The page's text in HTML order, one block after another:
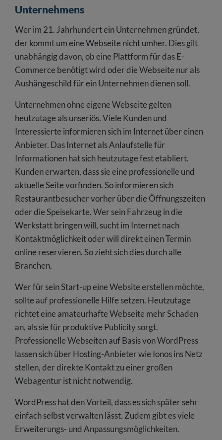
Unternehmens
Wer im 21. Jahrhundert ein Unternehmen gründet,
der kommt um eine Webseite nicht umher. Dies gilt
unabhängig davon, ob eine Plattform für das E-
Commerce benötigt wird oder die Webseite nur als
Aushängeschild für ein Unternehmen dienen soll.
Unternehmen ohne eigene Webseite gelten
heutzutage als unseriös. Viele Kunden und
Interessierte informieren sich im Internet über einen
Anbieter. Das Internet als Anlaufstelle für
Informationen hat sich heutzutage fest etabliert.
Kunden erwarten, dass sie eine professionelle und
aktuelle Seite vorfinden. So informieren sich
Restaurantbesucher vorher über die Öffnungszeiten
oder die Speisekarte. Wer sein Fahrzeug in die
Werkstatt bringen will, sucht im Internet nach
Kontaktmöglichkeit oder will direkt einen Termin
online reservieren. So zieht sich dies durch alle
Branchen.
Wer für sein Start-up eine Website erstellen möchte,
sollte auf professionelle Hilfe setzen. Heutzutage
richtet eine amateurhafte Webseite mehr Schaden
an, als sie für produktive Publicity sorgt.
Professionelle Webseiten auf Basis von WordPress
lassen sich über Hosting-Anbieter wie Ionos ins Netz
stellen, der direkte Kontakt zu einer großen
Webagentur ist nicht notwendig.
WordPress hat den Vorteil, dass es sich später sehr
einfach selbst verwalten lässt. Zudem gibt es viele
Erweiterungs- und Anpassungsmöglichkeiten.